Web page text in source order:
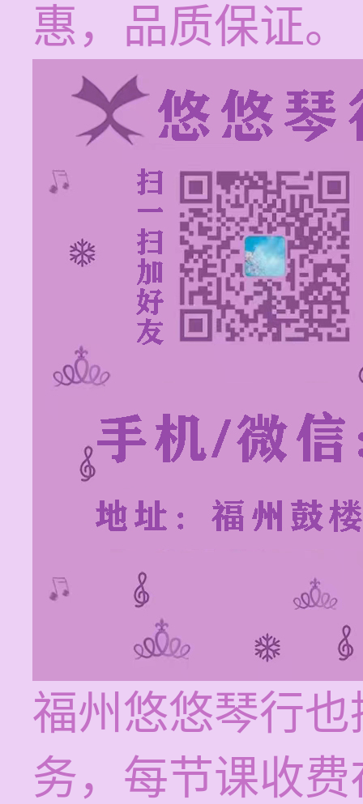
惠，品质保证。
福州悠悠琴行
务，每节课收